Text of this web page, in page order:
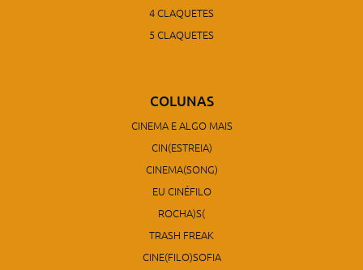
4 CLAQUETES
5 CLAQUETES
COLUNAS
CINEMA E ALGO MAIS
CIN(ESTREIA)
CINEMA(SONG)
EU CINÉFILO
ROCHA)S(
TRASH FREAK
CINE(FILO)SOFIA